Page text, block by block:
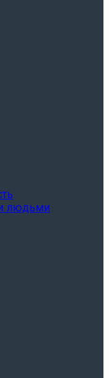
людьми